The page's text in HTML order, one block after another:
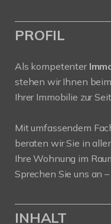
PROFIL
Als kompetenter
stehen wir Ihnen
Ihrer Immobilie zur
Mit umfassendem
beraten wir Sie in
Ihre Wohnung im
Sprechen Sie uns an
INHALT